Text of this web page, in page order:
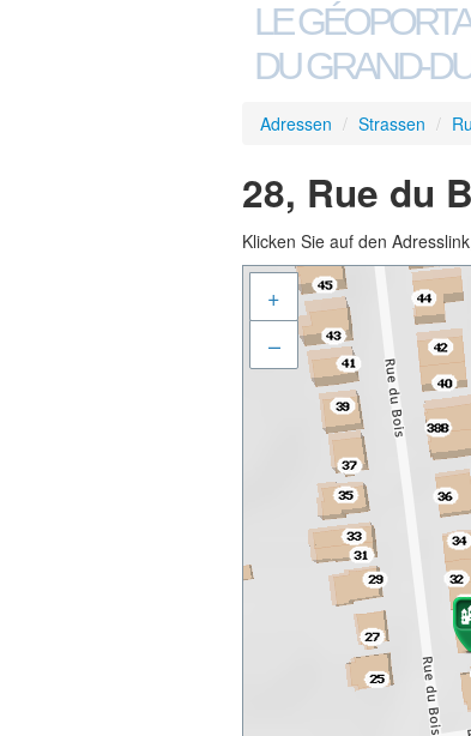
LE
DU GRAND-
Adressen / Strassen /
28, Rue du
Klicken Sie auf den
+
–